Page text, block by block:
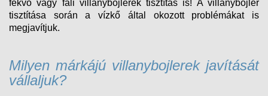
fekvő vagy fali villanybojlerek tisztítás is! A villanybojler
tisztítása során a vízkő által okozott problémákat is
megjavítjuk.
Milyen márkájú villanybojlerek javítását
vállaljuk?